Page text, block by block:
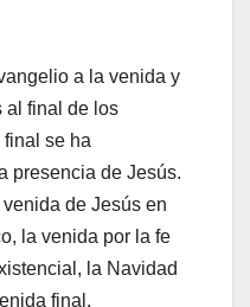
a la venida y
al final de los
se ha
presencia de Jesús.
de Jesús en
la venida por la fe
la Navidad
final.